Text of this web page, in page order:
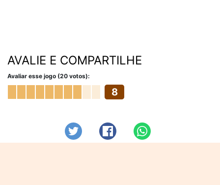
AVALIE E COMPARTILHE
Avaliar esse jogo (20 votos):
8